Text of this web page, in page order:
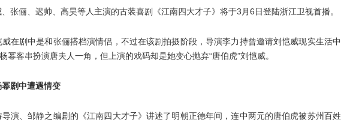
俪、迟帅、高昊等人主演的古装喜剧《江南四大才子》将于3月6日登陆浙江卫视首播。
剧中是和张俪搭档演情侣，不过在该剧拍摄阶段，导演李力持曾邀请刘恺威现实生活中
幂客串扮演唐夫人一角，但上演的戏码却是她变心抛弃“唐伯虎”刘恺威。
剧中遭遇情变
、邹静之编剧的《江南四大才子》讲述了明朝正德年间，连中两元的唐伯虎被苏州百姓